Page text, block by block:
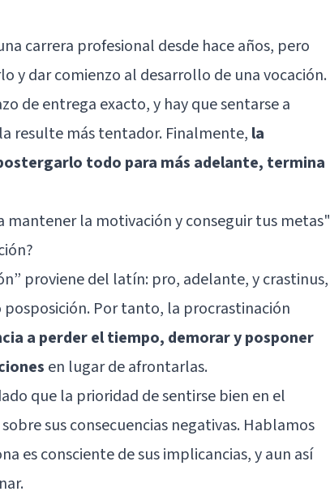
carrera profesional desde hace años, pero
y dar comienzo al desarrollo de una vocación.
de entrega exacto, y hay que sentarse a
resulte más tentador. Finalmente, la
todo para más adelante, termina
mantener la motivación y conseguir tus metas"
proviene del latín: pro, adelante, y crastinus,
Por tanto, la procrastinación
a perder el tiempo, demorar y posponer
en lugar de afrontarlas.
que la prioridad de sentirse bien en el
sus consecuencias negativas. Hablamos
es consciente de sus implicancias, y aun así